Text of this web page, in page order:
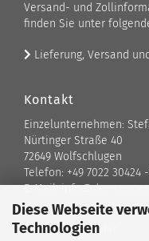
Diese Webseite
Technologien
Versand- und
finden Sie unter
Lieferung, Versand
Kontakt
Einzelunternehmen:
Nürtinger Straße 40
72649 Wolfschlugen
Telefon: +49 7022 30424
E-Mail: info@der-
Kontaktformular